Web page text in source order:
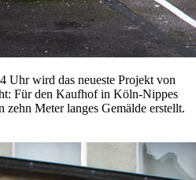
Uhr wird das neueste Projekt von
Für den Kaufhof in Köln-Nippes
zehn Meter langes Gemälde erstellt.